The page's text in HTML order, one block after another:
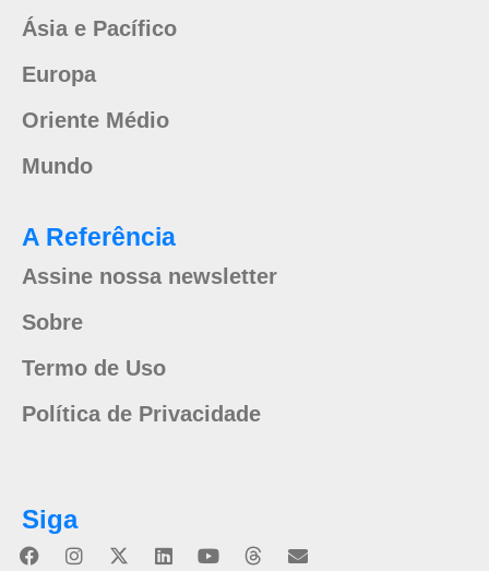
Ásia e Pacífico
Europa
Oriente Médio
Mundo
A Referência
Assine nossa newsletter
Sobre
Termo de Uso
Política de Privacidade
Siga